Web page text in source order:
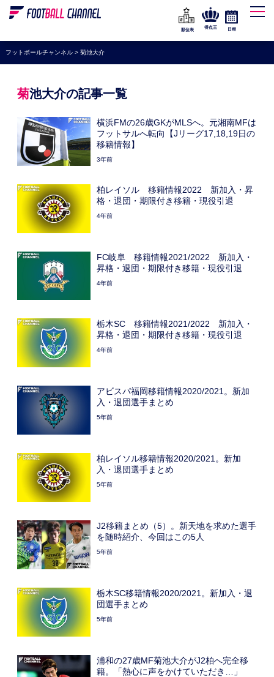
WEリーグ
海外サッカー
プレミアリーグ
ラ・リーガ
ブンデスリーガ
UEFA
高校サッカー
動画
順位表
得点王 日程
フットボールチャンネル> 菊池大介
菊池大介の記事一覧
横浜FMの26歳GKがMLSへ。元湘南MFは
フットサルへ転向【Jリーグ17,18,19日の
移籍情報】
3年前
柏レイソル 移籍情報2022 新加入・昇
格・退団・期限付き移籍・現役引退
4年前
FC岐阜 移籍情報2021/2022 新加入・
昇格・退団・期限付き移籍・現役引退
4年前
栃木SC 移籍情報2021/2022 新加入・
昇格・退団・期限付き移籍・現役引退
4年前
アビスパ福岡移籍情報2020/2021。新加
入・退団選手まとめ
5年前
柏レイソル移籍情報2020/2021。新加
入・退団選手まとめ
5年前
J2移籍まとめ（5）。新天地を求めた選手
を随時紹介、今回はこの5人
5年前
栃木SC移籍情報2020/2021。新加入・退
団選手まとめ
5年前
浦和の27歳MF菊池大介がJ2柏へ完全移
籍。「熱心に声をかけていただき…」